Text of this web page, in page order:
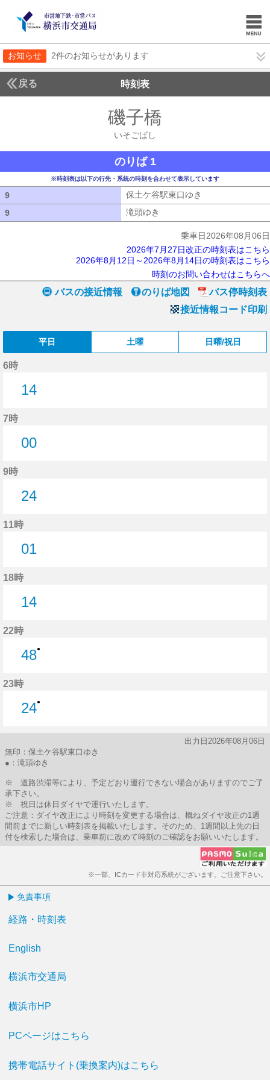
お知らせ 2件のお知らせがあります
戻る 時刻表
磯子橋
いそごばし
のりば 1
※時刻表は以下の行先・系統の時刻を合わせて表示しています
9 保土ケ谷駅東口ゆき
9
滝頭ゆき
乗車日2026年08月06日
2026年7月27日改正の時刻表はこちら
2026年8月12日～2026年8月14日の時刻表はこちら
時刻のお問い合わせはこちらへ
バスの接近情報 のりば地図
バス停時刻表
接近情報コード印刷
平日 土曜 日曜/祝日
6時
14
7時
00
9時
24
11時
01
18時
14
22時
48●
23時
24●
出力日2026年08月06日
無印：保土ケ谷駅東口ゆき
●：滝頭ゆき
※ 道路渋滞等により、予定どおり運行できない場合がありますのでご了
承下さい。
※ 祝日は休日ダイヤで運行いたします。
ご注意：ダイヤ改正により時刻を変更する場合は、概ねダイヤ改正の1週
間前までに新しい時刻表を掲載いたします。そのため、1週間以上先の日
付を検索した場合は、乗車前に改めて時刻のご確認をお願いいたします。
※一部、ICカード非対応系統がございます。ご注意下さい。
免責事項
経路・時刻表
English
横浜市交通局
横浜市HP
PCページはこちら
携帯電話サイト(乗換案内)はこちら